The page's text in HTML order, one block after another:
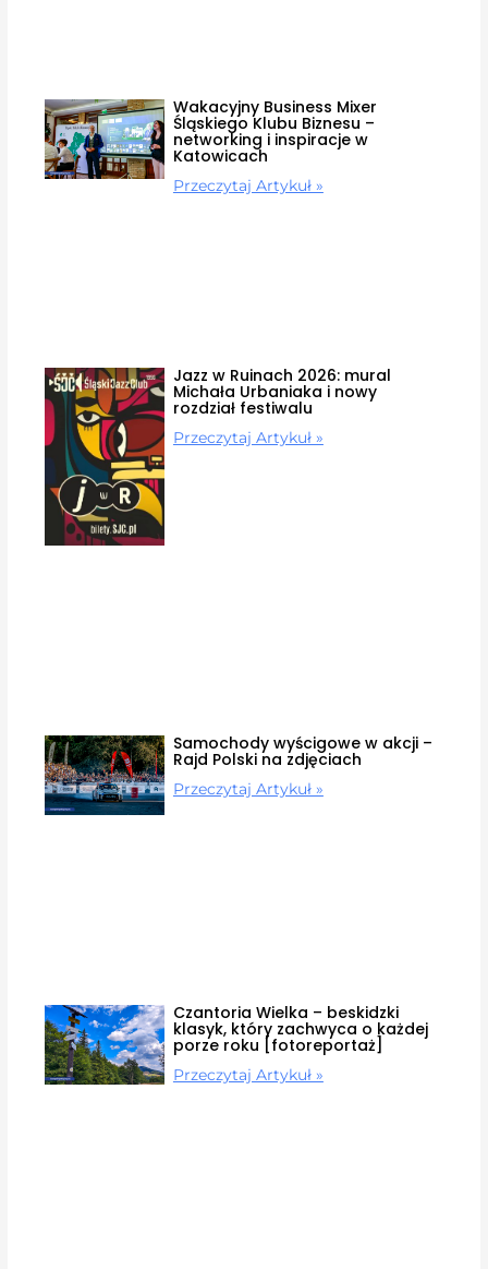
Wakacyjny Business Mixer
Śląskiego Klubu Biznesu –
networking i inspiracje w
Katowicach
Przeczytaj Artykuł »
Jazz w Ruinach 2026: mural
Michała Urbaniaka i nowy
rozdział festiwalu
Przeczytaj Artykuł »
Samochody wyścigowe w akcji –
Rajd Polski na zdjęciach
Przeczytaj Artykuł »
Czantoria Wielka – beskidzki
klasyk, który zachwyca o każdej
porze roku [fotoreportaż]
Przeczytaj Artykuł »